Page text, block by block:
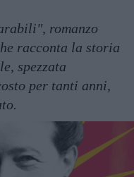
romanzo
racconta la storia
spezzata
per tanti anni,